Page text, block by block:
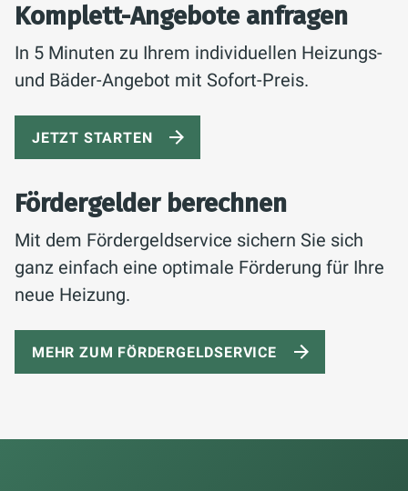
Komplett-Angebote anfragen
In 5 Minuten zu Ihrem individuellen Heizungs-
und Bäder-Angebot mit Sofort-Preis.
JETZT STARTEN
Fördergelder berechnen
Mit dem Fördergeldservice sichern Sie sich
ganz einfach eine optimale Förderung für Ihre
neue Heizung.
MEHR ZUM FÖRDERGELDSERVICE